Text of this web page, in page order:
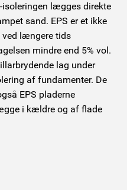
isoleringen lægges direkte
sand. EPS er et ikke
ved længere tids
mindre end 5% vol.
lag under
af fundamenter. De
EPS pladerne
i kældre og af flade